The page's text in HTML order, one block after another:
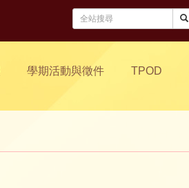
學期活動與徵件 TPOD